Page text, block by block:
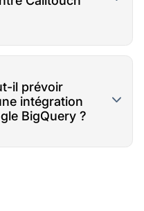
il prévoir
intégration
BigQuery ?